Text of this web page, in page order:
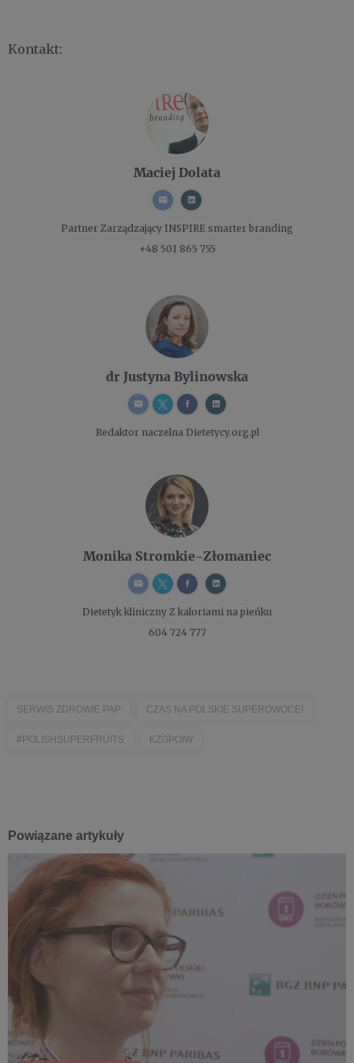
Kontakt:
Maciej Dolata
Partner Zarządzający INSPIRE smarter branding
+48 501 865 755
dr Justyna Bylinowska
Redaktor naczelnaDietetycy.org.pl
Monika Stromkie-Złomaniec
Dietetyk kliniczny Z kaloriami na pieńku
604 724 777
SERWIS ZDROWIE PAP CZAS NA POLSKIE SUPEROWOCE!
#POLISHSUPERFRUITS KZGPOIW
Powiązane artykuły